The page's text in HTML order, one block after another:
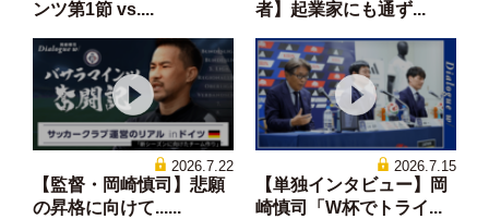
ンツ第1節 vs....
者】起業家にも通ず...
2026.7.22
【監督・岡崎慎司】悲願
の昇格に向けて......
2026.7.15
【単独インタビュー】岡
崎慎司「W杯でトライ...